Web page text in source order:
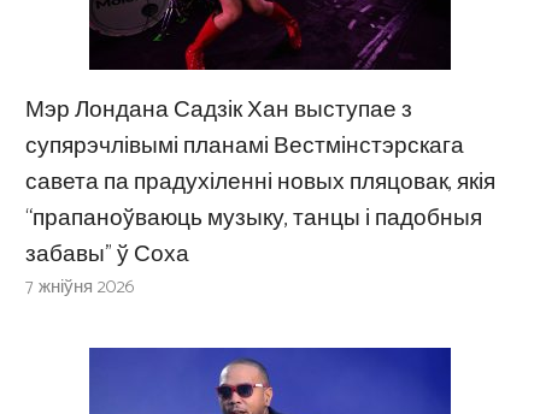
Мэр Лондана Садзік Хан выступае з
супярэчлівымі планамі Вестмінстэрскага
савета па прадухіленні новых пляцовак, якія
“прапаноўваюць музыку, танцы і падобныя
забавы” ў Соха
7 жніўня 2026